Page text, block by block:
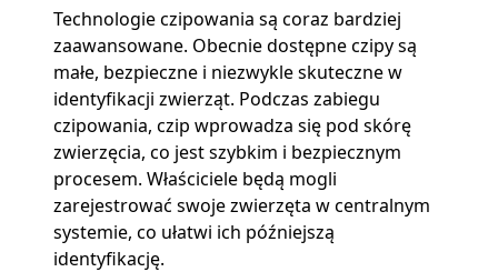
Technologie czipowania są coraz bardziej
zaawansowane. Obecnie dostępne czipy są
małe, bezpieczne i niezwykle skuteczne w
identyfikacji zwierząt. Podczas zabiegu
czipowania, czip wprowadza się pod skórę
zwierzęcia, co jest szybkim i bezpiecznym
procesem. Właściciele będą mogli
zarejestrować swoje zwierzęta w centralnym
systemie, co ułatwi ich późniejszą
identyfikację.